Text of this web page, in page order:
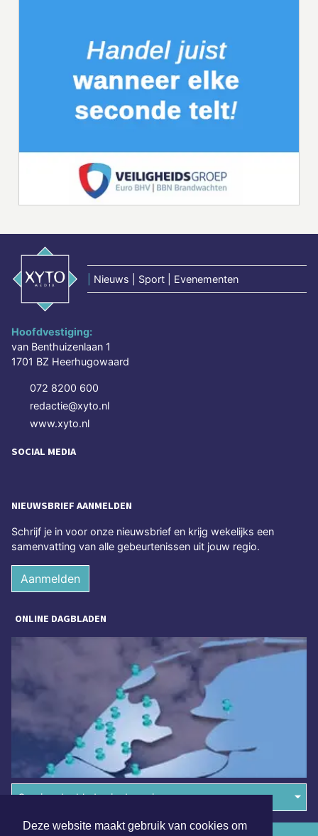
Deze website maakt gebruik van cookies om
Nieuws | Sport | Evenementen
Hoofdvestiging:
van Benthuizenlaan 1
1701 BZ Heerhugowaard
072 8200 600
redactie@xyto.nl
www.xyto.nl
SOCIAL MEDIA
NIEUWSBRIEF AANMELDEN
Schrijf je in voor onze nieuwsbrief en krijg wekelijks een
samenvatting van alle gebeurtenissen uit jouw regio.
Aanmelden
ONLINE DAGBLADEN
Overige dagbladen in de regio